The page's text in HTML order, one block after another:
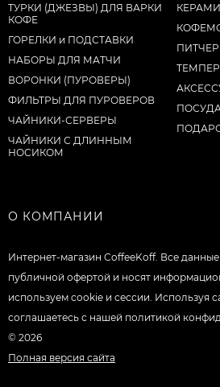
ТУРКИ (ДЖЕЗВЫ) ДЛЯ ВАРКИ
КОФЕ
ГОРЕЛКИ и ПОДСТАВКИ
НАБОРЫ ДЛЯ МАТЧИ
ВОРОНКИ (ПУРОВЕРЫ)
ФИЛЬТРЫ ДЛЯ ПУРОВЕРОВ
ЧАЙНИКИ-СЕРВЕРЫ
ЧАЙНИКИ С ДЛИННЫМ
НОСИКОМ
О КОМПАНИИ
Интернет-магазин CoffeeKoff. Все
публичной офертой и носят
используем cookie и сессии. Используя
соглашаетесь с нашей политикой
© 2026
Полная версия сайта